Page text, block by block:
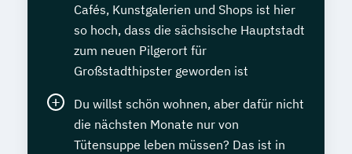
Cafés, Kunstgalerien und Shops ist hier
so hoch, dass die sächsische Hauptstadt
zum neuen Pilgerort für
Großstadthipster geworden ist
Du willst schön wohnen, aber dafür nicht
die nächsten Monate nur von
Tütensuppe leben müssen? Das ist in